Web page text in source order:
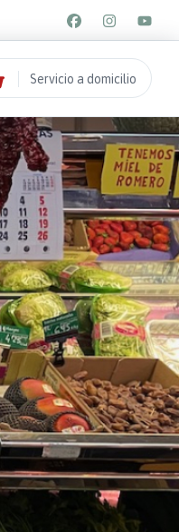
Servicio a domicilio